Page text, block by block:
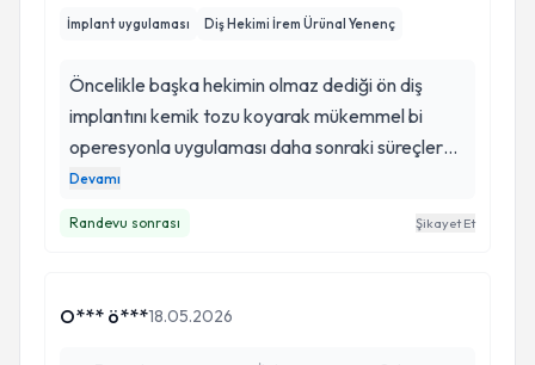
tavsiye ederim. Kendisine emekleri ve ilgisi için
İmplant uygulaması Diş Hekimi İrem Ürünal Yenenç
Öncelikle başka hekimin olmaz dediği ön diş
implantını kemik tozu koyarak mükemmel bi
operesyonla uygulaması daha sonraki süreçlerde
sabır edip daha güzel ön dişlere kavuşmama
Devamı
Randevu sonrası Şikayet Et
O*** ö***18.05.2026